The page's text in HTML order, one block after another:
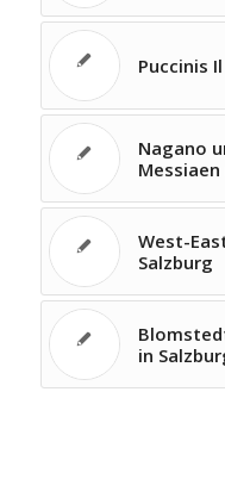
Puccinis
Nagano
West-
Salzburg
in